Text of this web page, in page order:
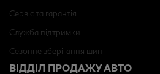
Сервіс та гарантія
Служба підтримки
Сезонне зберігання шин
ВІДДІЛ ПРОДАЖУ АВТО